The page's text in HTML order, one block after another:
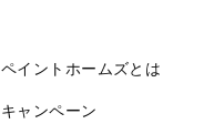
ペイントホームズとは
キャンペーン